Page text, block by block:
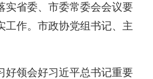
实省委、市委常委会会议要
工作。市政协党组书记、主
好领会好习近平总书记重要